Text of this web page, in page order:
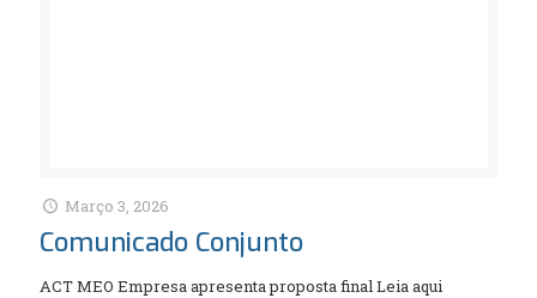
Março 3, 2026
Comunicado Conjunto
ACT MEO Empresa apresenta proposta final Leia aqui